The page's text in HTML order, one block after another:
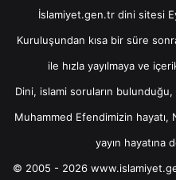
İslamiyet.gen.tr dini sitesi
Kuruluşundan kısa bir süre
ile hızla yayılmaya ve
Dini, islami soruların
Muhammed Efendimizin
yayın hayatına
© 2005 - 2026